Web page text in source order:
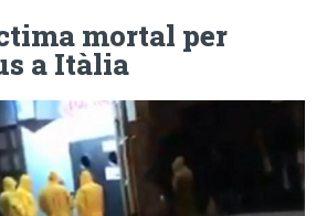
mortal per
a Itàlia